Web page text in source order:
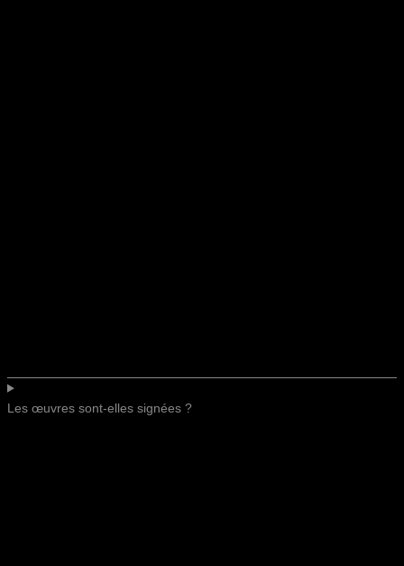
Les œuvres sont-elles signées ?